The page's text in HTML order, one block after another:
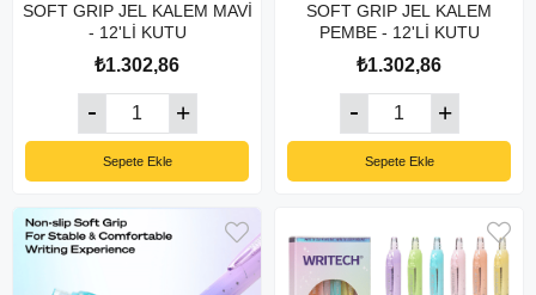
SOFT GRIP JEL KALEM MAVİ
- 12'Lİ KUTU
₺1.302,86
Sepete Ekle
SOFT GRIP JEL KALEM
PEMBE - 12'Lİ KUTU
₺1.302,86
Sepete Ekle